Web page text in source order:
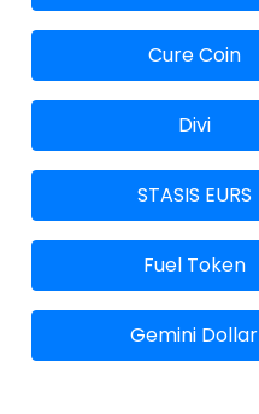
Cure Coin
Divi
STASIS EURS
Fuel Token
Gemini Dollar